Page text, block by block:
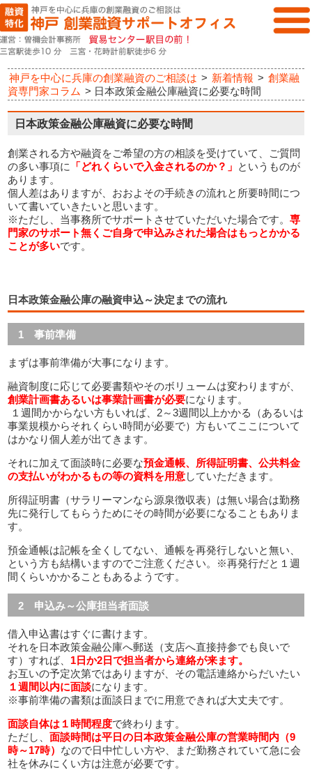
神戸を中心に兵庫の創業融資のご相談は > 新着情報 > 創業融
資専門家コラム > 日本政策金融公庫融資に必要な時間
日本政策金融公庫融資に必要な時間
創業される方や融資をご希望の方の相談を受けていて、ご質問
の多い事項に
「どれくらいで入金されるのか？」 というものが
あります。
個人差はありますが、おおよその手続きの流れと所要時間につ
いて書いていきたいと思います。
※ただし、当事務所でサポートさせていただいた場合です。専
門家のサポート無くご自身で申込みされた場合はもっとかかる
ことが多いです。
日本政策金融公庫の融資申込～決定までの流れ
1 事前準備
まずは事前準備が大事になります。
融資制度に応じて必要書類やそのボリュームは変わりますが、
創業計画書あるいは事業計画書が必要になります。
１週間かからない方もいれば、2～3週間以上かかる（あるいは
事業規模からそれくらい時間が必要で）方もいてここについて
はかなり個人差が出てきます。
それに加えて面談時に必要な預金通帳、所得証明書、公共料金
の支払いがわかるもの等の資料を用意していただきます。
所得証明書（サラリーマンなら源泉徴収表）は無い場合は勤務
先に発行してもらうためにその時間が必要になることもありま
す。
預金通帳は記帳を全くしてない、通帳を再発行しないと無い、
という方も結構いますのでご注意ください。※再発行だと１週
間くらいかかることもあるようです。
2 申込み～公庫担当者面談
借入申込書はすぐに書けます。
それを日本政策金融公庫へ郵送（支店へ直接持参でも良いで
す）すれば、 1日か2日で担当者から連絡が来ます。
お互いの予定次第ではありますが、その電話連絡からだいたい
１週間以内に面談になります。
※事前準備の書類は面談日までに用意できれば大丈夫です。
面談自体は１時間程度で終わります。
ただし、面談時間は平日の日本政策金融公庫の営業時間内（9
時～17時） なので日中忙しい方や、まだ勤務されていて急に会
社を休みにくい方は注意が必要です。